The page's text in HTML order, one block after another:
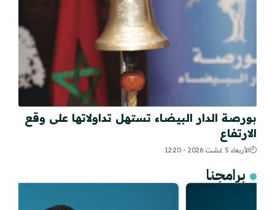
بورصة الدار البيضاء تستهل تداولاتها على وقع
الارتفاع
الأربعاء 5 غشت 2026 - 12:20
برامجنا